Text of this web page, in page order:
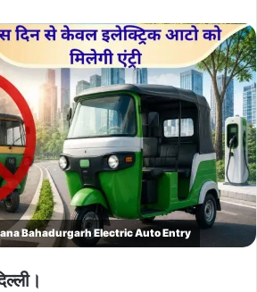
Bahadurgarh Electric Auto Entry